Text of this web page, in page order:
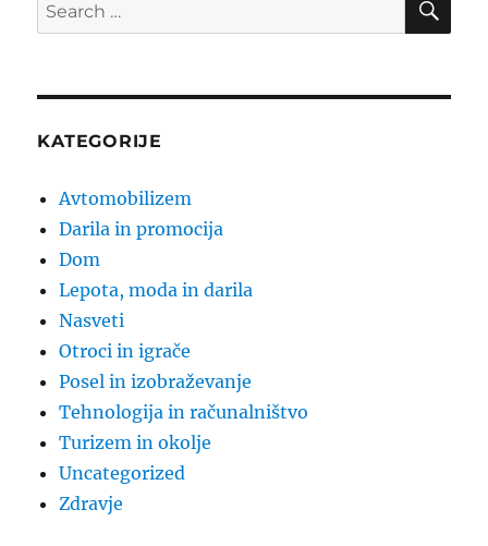
for:
KATEGORIJE
Avtomobilizem
Darila in promocija
Dom
Lepota, moda in darila
Nasveti
Otroci in igrače
Posel in izobraževanje
Tehnologija in računalništvo
Turizem in okolje
Uncategorized
Zdravje